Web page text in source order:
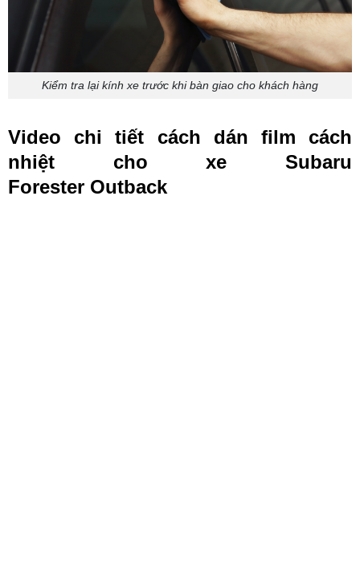
Kiểm tra lại kính xe trước khi bàn giao cho khách hàng
Video chi tiết cách dán film cách
nhiệt cho xe Subaru
Forester Outback